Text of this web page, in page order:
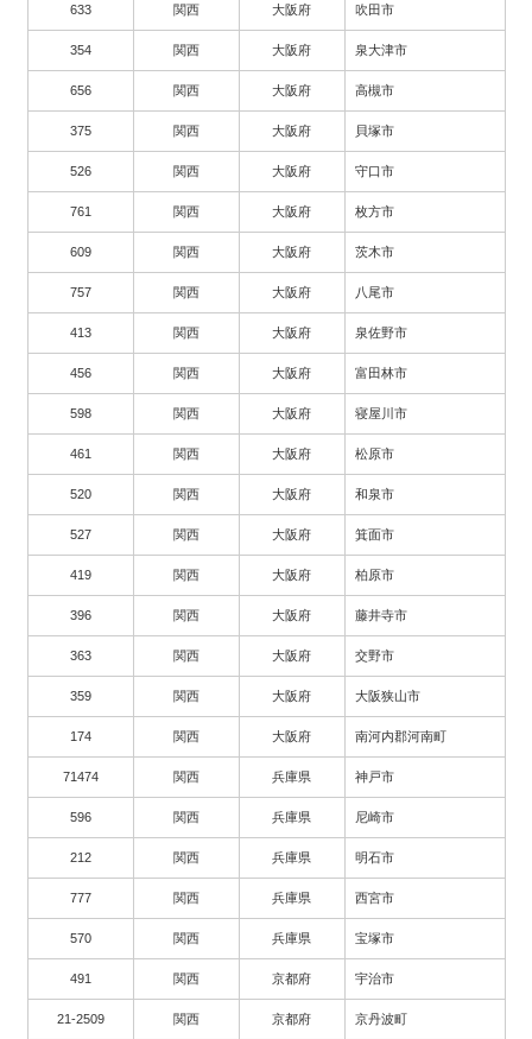
633 関西 大阪府 吹田市
354 関西 大阪府 泉大津市
656 関西 大阪府 高槻市
375 関西 大阪府 貝塚市
526 関西 大阪府 守口市
761 関西 大阪府 枚方市
609 関西 大阪府 茨木市
757 関西 大阪府 八尾市
413 関西 大阪府 泉佐野市
456 関西 大阪府 富田林市
598 関西 大阪府 寝屋川市
461 関西 大阪府 松原市
520 関西 大阪府 和泉市
527 関西 大阪府 箕面市
419 関西 大阪府 柏原市
396 関西 大阪府 藤井寺市
363 関西 大阪府 交野市
359 関西 大阪府 大阪狭山市
174 関西 大阪府 南河内郡河南町
71474 関西 兵庫県 神戸市
596 関西 兵庫県 尼崎市
212 関西 兵庫県 明石市
777 関西 兵庫県 西宮市
570 関西 兵庫県 宝塚市
491 関西 京都府 宇治市
21-2509 関西 京都府 京丹波町